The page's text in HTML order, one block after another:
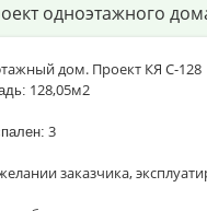
одноэтажного
дом. Проект КЯ С-128
128,05м2
3
заказчика,